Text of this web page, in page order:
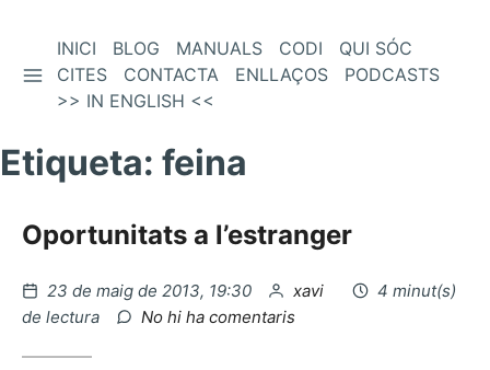
contingut
BARRA LATERAL
INICI BLOG MANUALS CODI
QUI SÓC
CITES
CONTACTA ENLLAÇOS
PODCASTS
>> IN ENGLISH <<
Etiqueta: feina
Oportunitats a l’estranger
Publicat
el
23 de maig de 2013, 19:30 per
xavi
4 minut(s)
de lectura
No hi ha comentaris